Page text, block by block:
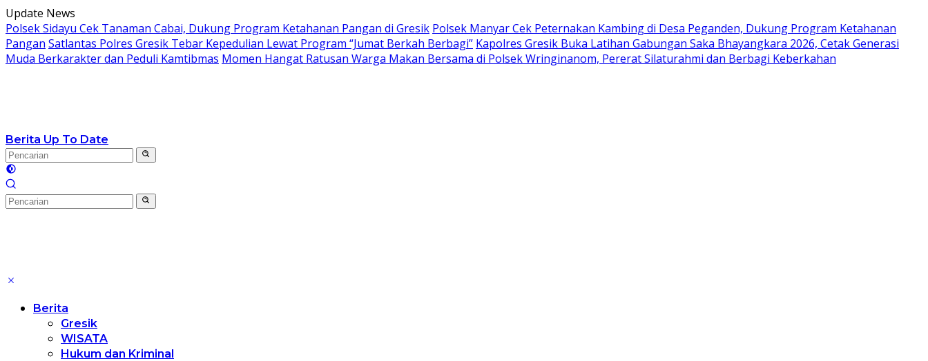
Langsung
ke
konten
Update News
Polsek Sidayu Cek Tanaman Cabai, Dukung Program Ketahanan Pangan di Gresik Polsek Manyar Cek Peternakan Kambing di Desa Peganden, Dukung Program Ketahanan
Pangan Satlantas Polres Gresik Tebar Kepedulian Lewat Program “Jumat Berkah Berbagi” Kapolres Gresik Buka Latihan Gabungan Saka Bhayangkara 2026, Cetak Generasi
Muda Berkarakter dan Peduli Kamtibmas Momen Hangat Ratusan Warga Makan Bersama di Polsek Wringinanom, Pererat Silaturahmi dan Berbagi Keberkahan
Berita Up To Date
Berita
Gresik
WISATA
Hukum dan Kriminal